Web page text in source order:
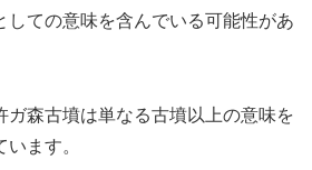
しての意味を含んでいる可能性があ
ガ森古墳は単なる古墳以上の意味を
ます。